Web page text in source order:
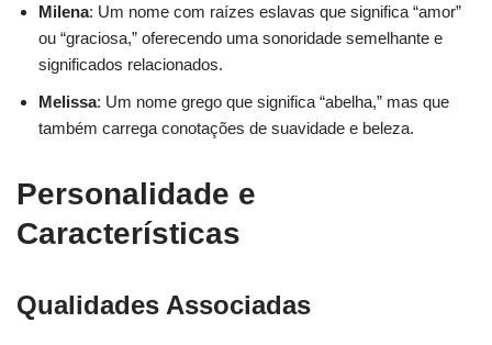
Milena: Um nome com raízes eslavas que significa “amor”
ou “graciosa,” oferecendo uma sonoridade semelhante e
significados relacionados.
Melissa: Um nome grego que significa “abelha,” mas que
também carrega conotações de suavidade e beleza.
Personalidade e
Características
Qualidades Associadas